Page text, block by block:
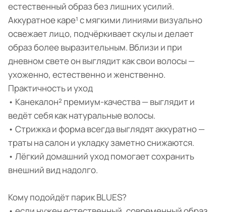
естественный образ без лишних усилий.
Аккуратное каре¹ с мягкими линиями визуально
освежает лицо, подчёркивает скулы и делает
образ более выразительным. Вблизи и при
дневном свете он выглядит как свои волосы —
ухоженно, естественно и женственно.
Практичность и уход
• Канекалон² премиум-качества — выглядит и
ведёт себя как натуральные волосы.
• Стрижка и форма всегда выглядят аккуратно —
траты на салон и укладку заметно снижаются.
• Лёгкий домашний уход помогает сохранить
внешний вид надолго.
Кому подойдёт парик BLUES?